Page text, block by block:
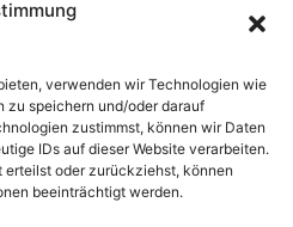
verwenden wir Technologien wie
zu speichern und/oder darauf
zustimmst, können wir Daten
IDs auf dieser Website verarbeiten.
erteilst oder zurückziehst, können
beeinträchtigt werden.